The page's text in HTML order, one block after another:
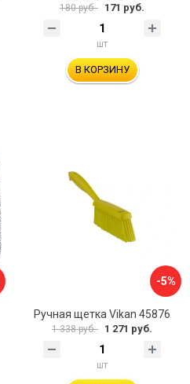
180 руб. 171 руб.
шт
В КОРЗИНУ
-5%
Ручная щетка Vikan 45876
1 338 руб. 1 271 руб.
шт